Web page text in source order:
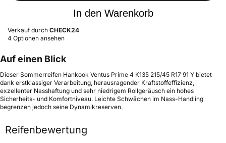
In den Warenkorb
Verkauf durch CHECK24
4 Optionen ansehen
Auf einen Blick
Dieser Sommerreifen Hankook Ventus Prime 4 K135 215/45 R17 91 Y bietet
dank erstklassiger Verarbeitung, herausragender Kraftstoffeffizienz,
exzellenter Nasshaftung und sehr niedrigem Rollgeräusch ein hohes
Sicherheits- und Komfortniveau. Leichte Schwächen im Nass-Handling
begrenzen jedoch seine Dynamikreserven.
Reifenbewertung